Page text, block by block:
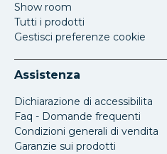
Show room
Tutti i prodotti
Gestisci preferenze cookie
Assistenza
Dichiarazione di accessibilita
Faq - Domande frequenti
Condizioni generali di vendita
Garanzie sui prodotti